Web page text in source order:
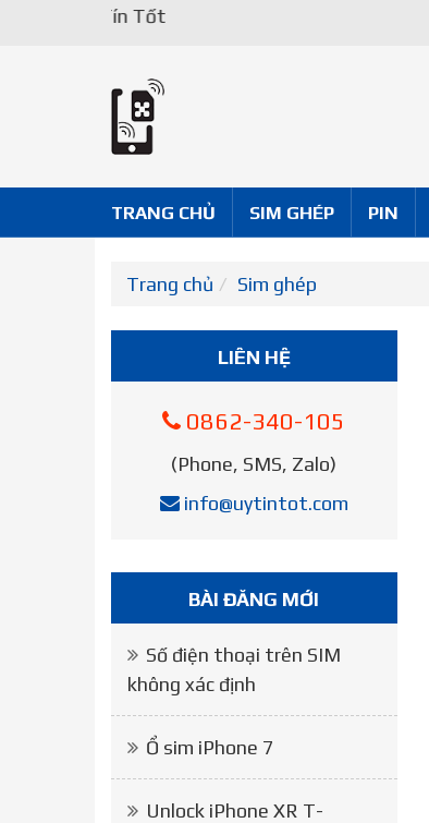
TRANG CHỦ SIM GHÉP PIN
Trang chủ Sim ghép
LIÊN HỆ
0862-340-105
(Phone, SMS, Zalo)
info@uytintot.com
BÀI ĐĂNG MỚI
Số điện thoại trên SIM
không xác định
Ổ sim iPhone 7
Unlock iPhone XR T-